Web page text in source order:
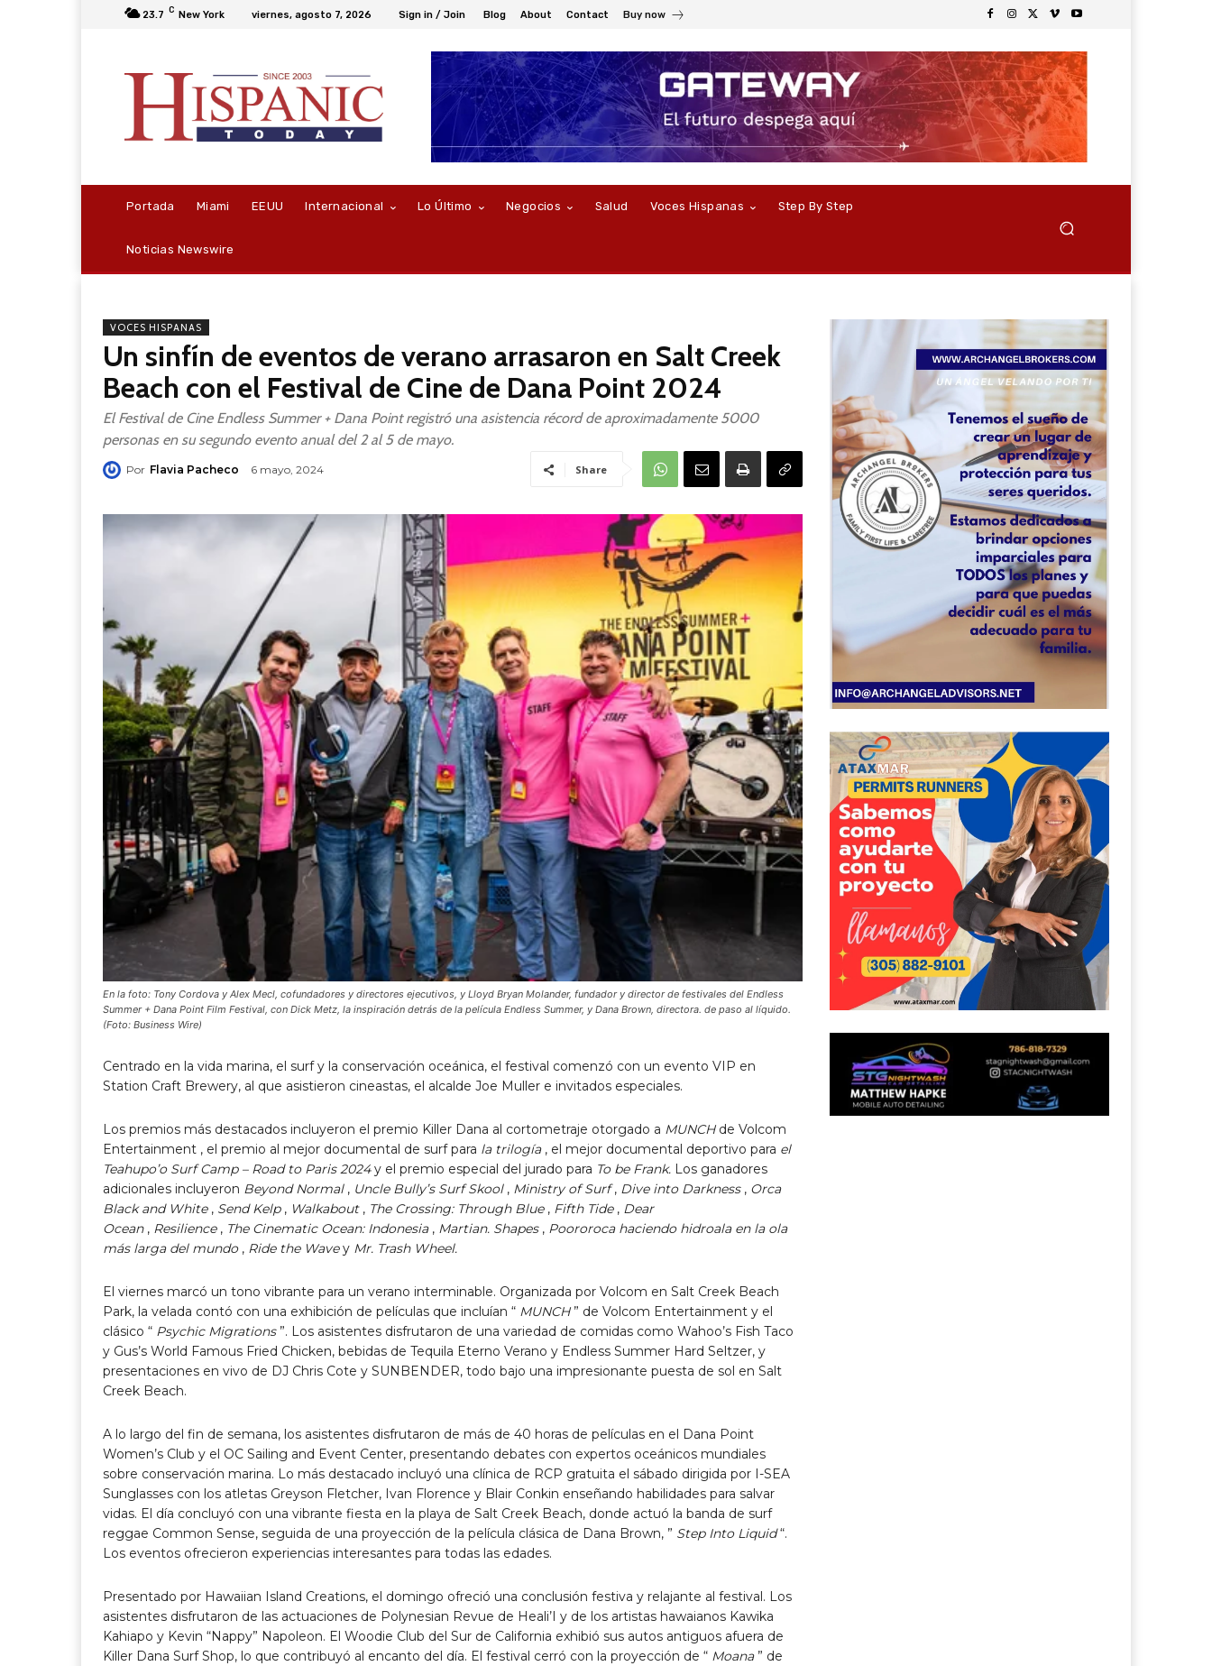
23.7 C New York viernes, agosto 7, 2026 Sign in / Join Blog About Contact Buy now
Portada Miami EEUU Internacional Lo Último Negocios Salud Voces Hispanas Step By Step
Noticias Newswire
VOCES HISPANAS
Un sinfín de eventos de verano arrasaron en Salt Creek
Beach con el Festival de Cine de Dana Point 2024
El Festival de Cine Endless Summer + Dana Point registró una asistencia récord de aproximadamente 5000
personas en su segundo evento anual del 2 al 5 de mayo.
Por Flavia Pacheco 6 mayo, 2024 Share
En la foto: Tony Cordova y Alex Mecl, cofundadores y directores ejecutivos, y Lloyd Bryan Molander, fundador y director de festivales del Endless
Summer + Dana Point Film Festival, con Dick Metz, la inspiración detrás de la película Endless Summer, y Dana Brown, directora. de paso al líquido.
(Foto: Business Wire)
Centrado en la vida marina, el surf y la conservación oceánica, el festival comenzó con un evento VIP en
Station Craft Brewery, al que asistieron cineastas, el alcalde Joe Muller e invitados especiales.
Los premios más destacados incluyeron el premio Killer Dana al cortometraje otorgado a MUNCHde Volcom
Entertainment , el premio al mejor documental de surf para la trilogía, el mejor documental deportivo para el
Teahupo’o Surf Camp – Road to Paris 2024y el premio especial del jurado para To be Frank. Los ganadores
adicionales incluyeron Beyond Normal, Uncle Bully’s Surf Skool, Ministry of Surf, Dive into Darkness, Orca
Black and White, Send Kelp, Walkabout, The Crossing: Through Blue, Fifth Tide, Dear
Ocean, Resilience, The Cinematic Ocean: Indonesia, Martian. Shapes, Poororoca haciendo hidroala en la ola
más larga del mundo, Ride the Wavey Mr. Trash Wheel.
El viernes marcó un tono vibrante para un verano interminable. Organizada por Volcom en Salt Creek Beach
Park, la velada contó con una exhibición de películas que incluían “ MUNCH” de Volcom Entertainment y el
clásico “ Psychic Migrations”. Los asistentes disfrutaron de una variedad de comidas como Wahoo’s Fish Taco
y Gus’s World Famous Fried Chicken, bebidas de Tequila Eterno Verano y Endless Summer Hard Seltzer, y
presentaciones en vivo de DJ Chris Cote y SUNBENDER, todo bajo una impresionante puesta de sol en Salt
Creek Beach.
A lo largo del fin de semana, los asistentes disfrutaron de más de 40 horas de películas en el Dana Point
Women’s Club y el OC Sailing and Event Center, presentando debates con expertos oceánicos mundiales
sobre conservación marina. Lo más destacado incluyó una clínica de RCP gratuita el sábado dirigida por I-SEA
Sunglasses con los atletas Greyson Fletcher, Ivan Florence y Blair Conkin enseñando habilidades para salvar
vidas. El día concluyó con una vibrante fiesta en la playa de Salt Creek Beach, donde actuó la banda de surf
reggae Common Sense, seguida de una proyección de la película clásica de Dana Brown, ” Step Into Liquid“.
Los eventos ofrecieron experiencias interesantes para todas las edades.
Presentado por Hawaiian Island Creations, el domingo ofreció una conclusión festiva y relajante al festival. Los
asistentes disfrutaron de las actuaciones de Polynesian Revue de Heali’I y de los artistas hawaianos Kawika
Kahiapo y Kevin “Nappy” Napoleon. El Woodie Club del Sur de California exhibió sus autos antiguos afuera de
Killer Dana Surf Shop, lo que contribuyó al encanto del día. El festival cerró con la proyección de “ Moana” de